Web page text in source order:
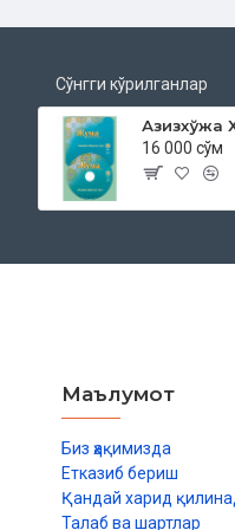
Сўнгги кўрилганлар
16 000 сўм
Маълумот
Биз ҳақимизда
Етказиб бериш
Қандай харид
Талаб ва шартлар